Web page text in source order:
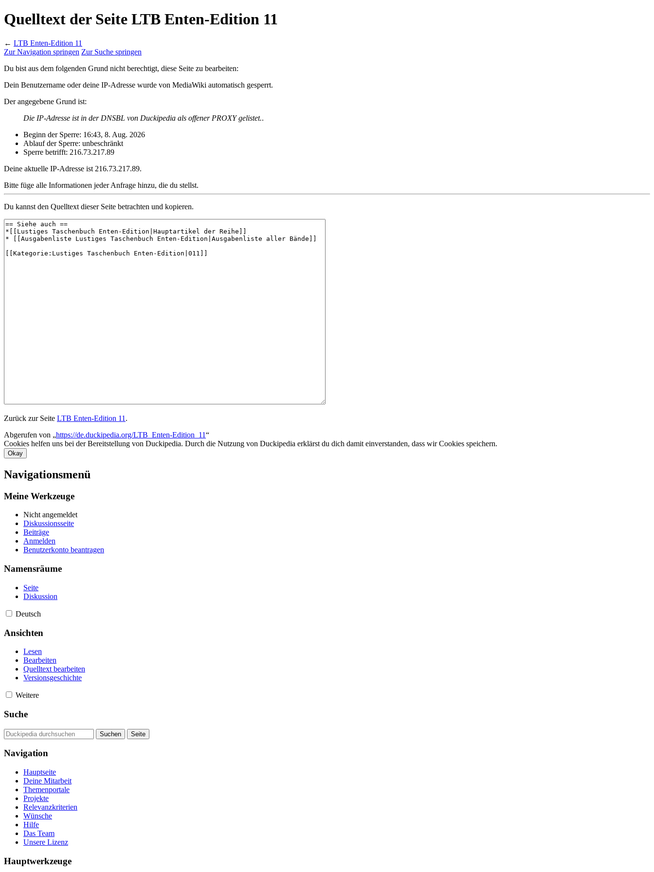
Quelltext der Seite LTB Enten-Edition 11
← LTB Enten-Edition 11
Zur Navigation springen Zur Suche springen
Du bist aus dem folgenden Grund nicht berechtigt, diese Seite zu bearbeiten:
Dein Benutzername oder deine IP-Adresse wurde von MediaWiki automatisch gesperrt.
Der angegebene Grund ist:
Die IP-Adresse ist in der DNSBL von Duckipedia als offener PROXY gelistet..
Beginn der Sperre: 16:43, 8. Aug. 2026
Ablauf der Sperre: unbeschränkt
Sperre betrifft: 216.73.217.89
Deine aktuelle IP-Adresse ist 216.73.217.89.
Bitte füge alle Informationen jeder Anfrage hinzu, die du stellst.
Du kannst den Quelltext dieser Seite betrachten und kopieren.
Zurück zur Seite LTB Enten-Edition 11 .
Abgerufen von „https://de.duckipedia.org/LTB_Enten-Edition_11“
Cookies helfen uns bei der Bereitstellung von Duckipedia. Durch die Nutzung von Duckipedia erklärst du dich damit einverstanden, dass wir Cookies speichern.
Okay
Navigationsmenü
Meine Werkzeuge
Nicht angemeldet
Diskussionsseite
Beiträge
Anmelden
Benutzerkonto beantragen
Namensräume
Seite
Diskussion
Deutsch
Ansichten
Lesen
Bearbeiten
Quelltext bearbeiten
Versionsgeschichte
Weitere
Suche
Navigation
Hauptseite
Deine Mitarbeit
Themenportale
Projekte
Relevanzkriterien
Wünsche
Hilfe
Das Team
Unsere Lizenz
Hauptwerkzeuge